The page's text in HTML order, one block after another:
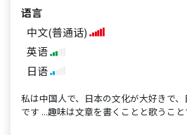
语言
中文(普通话)
英语
日语
私は中国人で、日本の文化が大好きで
です ...趣味は文章を書くことと歌うこと